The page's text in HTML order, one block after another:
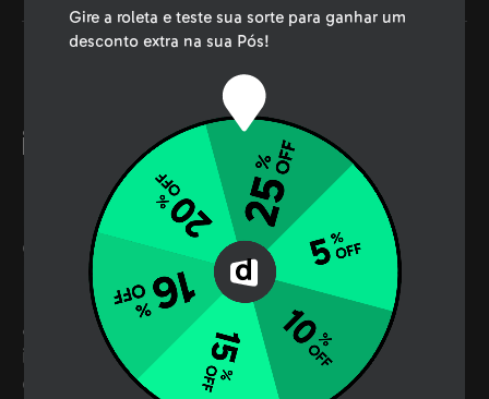
Pra quem esse curso é
indicado?
Ideal para analistas, cientistas de dados,
gestores de TI e consultores, o MBA em Big
Data e Inteligência Competitiva da
Descomplica aprofunda conhecimentos em
análise de dados, tecnologias emergentes e
inteligência de mercado para melhorar
decisões e competitividade empresarial.
Gire a roleta e teste sua sorte para ganhar um
desconto extra na sua Pós!